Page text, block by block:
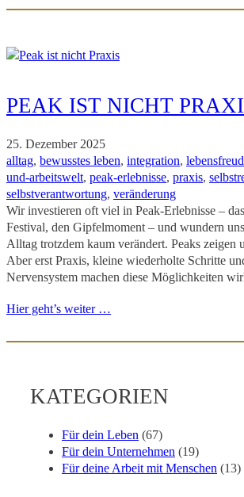
PEAK IST NICHT
25. Dezember 2025
alltag, bewusstes leben, integration,
und-arbeitswelt, peak-erlebnisse, praxis,
selbstverantwortung, veränderung
Wir investieren oft viel in Peak-Erlebnisse –
Festival, den Gipfelmoment – und wundern
Alltag trotzdem kaum verändert. Peaks zeigen
Aber erst Praxis, kleine wiederholte Schritte
Nervensystem machen diese Möglichkeiten
Hier geht’s weiter …
KATEGORIEN
Für dein Leben (67)
Für dein Unternehmen (19)
Für deine Arbeit mit Menschen (13)